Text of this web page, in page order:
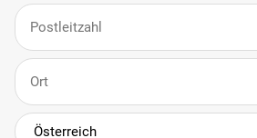
Anschrift
PLZ
Stadt